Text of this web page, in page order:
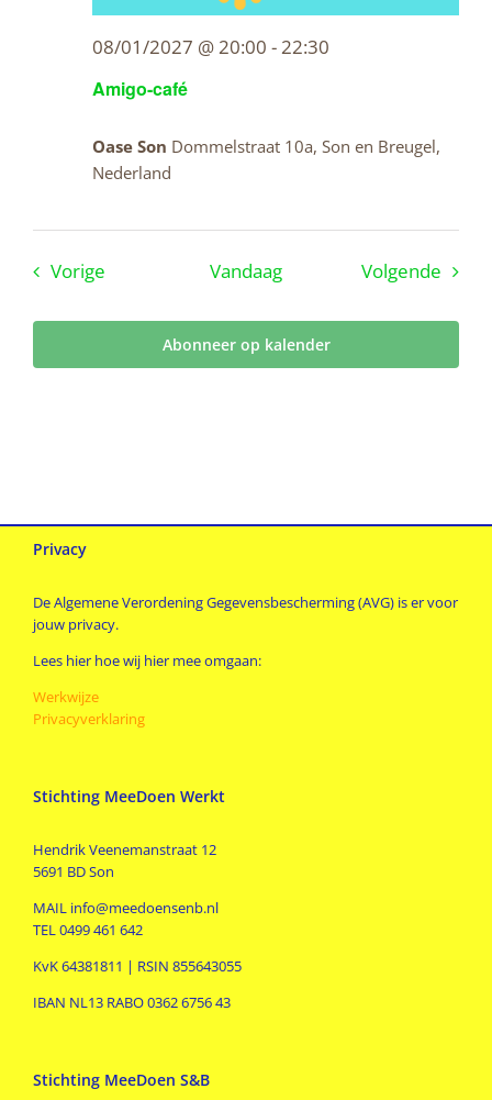
Amigo-café
08/01/2027 @ 20:00 -22:30
Oase Son Dommelstraat 10a, Son en Breugel,
Nederland
VorigeEvenementenVandaag Volgende
Abonneer op kalender
Privacy
De Algemene Verordening Gegevensbescherming (AVG) is er voor
jouw privacy.
Lees hier hoe wij hier mee omgaan:
Werkwijze
Privacyverklaring
Stichting MeeDoen Werkt
Hendrik Veenemanstraat 12
5691 BD Son
MAIL info@meedoensenb.nl
TEL 0499 461 642
KvK 64381811 | RSIN 855643055
IBAN NL13 RABO 0362 6756 43
Stichting MeeDoen S&B